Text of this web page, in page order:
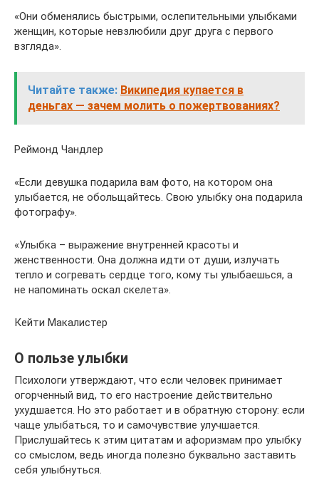
«Они обменялись быстрыми, ослепительными улыбками
женщин, которые невзлюбили друг друга с первого
взгляда».
Читайте также: Википедия купается в
деньгах — зачем молить о пожертвованиях?
Реймонд Чандлер
«Если девушка подарила вам фото, на котором она
улыбается, не обольщайтесь. Свою улыбку она подарила
фотографу».
«Улыбка – выражение внутренней красоты и
женственности. Она должна идти от души, излучать
тепло и согревать сердце того, кому ты улыбаешься, а
не напоминать оскал скелета».
Кейти Макалистер
О пользе улыбки
Психологи утверждают, что если человек принимает
огорченный вид, то его настроение действительно
ухудшается. Но это работает и в обратную сторону: если
чаще улыбаться, то и самочувствие улучшается.
Прислушайтесь к этим цитатам и афоризмам про улыбку
со смыслом, ведь иногда полезно буквально заставить
себя улыбнуться.